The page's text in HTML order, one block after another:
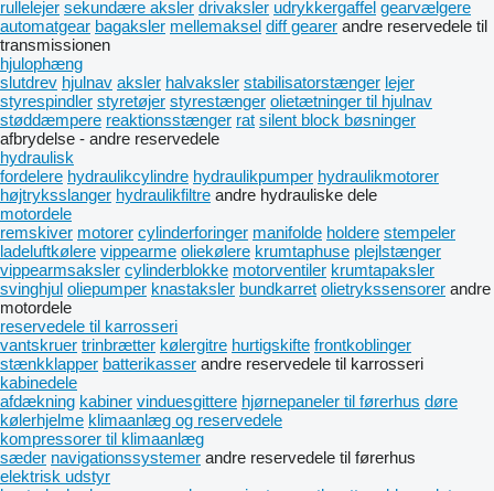
rullelejer sekundære aksler drivaksler udrykkergaffel gearvælgere
automatgear bagaksler mellemaksel diff gearer andre reservedele til
transmissionen
hjulophæng
slutdrev hjulnav aksler halvaksler stabilisatorstænger lejer
styrespindler styretøjer styrestænger olietætninger til hjulnav
støddæmpere reaktionsstænger rat silent block bøsninger
afbrydelse - andre reservedele
hydraulisk
fordelere hydraulikcylindre hydraulikpumper hydraulikmotorer
højtryksslanger hydraulikfiltre andre hydrauliske dele
motordele
remskiver motorer cylinderforinger manifolde holdere stempeler
ladeluftkølere vippearme oliekølere krumtaphuse plejlstænger
vippearmsaksler cylinderblokke motorventiler krumtapaksler
svinghjul oliepumper knastaksler bundkarret olietrykssensorer andre
motordele
reservedele til karrosseri
vantskruer trinbrætter kølergitre hurtigskifte frontkoblinger
stænkklapper batterikasser andre reservedele til karrosseri
kabinedele
afdækning kabiner vinduesgittere hjørnepaneler til førerhus døre
kølerhjelme klimaanlæg og reservedele
kompressorer til klimaanlæg
sæder navigationssystemer andre reservedele til førerhus
elektrisk udstyr